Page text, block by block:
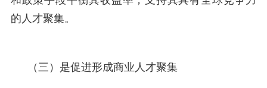
的人才聚集。
（三）是促进形成商业人才聚集